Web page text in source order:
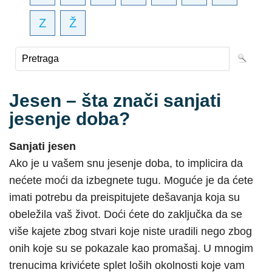
Z Ž
Jesen – šta znači sanjati
jesenje doba?
Sanjati jesen
Ako je u vašem snu jesenje doba, to implicira da
nećete moći da izbegnete tugu. Moguće je da ćete
imati potrebu da preispitujete dešavanja koja su
obeležila vaš život. Doći ćete do zaključka da se
više kajete zbog stvari koje niste uradili nego zbog
onih koje su se pokazale kao promašaj. U mnogim
trenucima krivićete splet loših okolnosti koje vam